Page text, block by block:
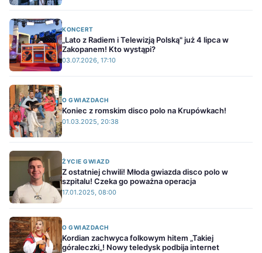
KONCERT
„Lato z Radiem i Telewizją Polską" już 4 lipca w
Zakopanem! Kto wystąpi?
03.07.2026, 17:10
O GWIAZDACH
Koniec z romskim disco polo na Krupówkach!
01.03.2025, 20:38
ŻYCIE GWIAZD
Z ostatniej chwili! Młoda gwiazda disco polo w
szpitalu! Czeka go poważna operacja
17.01.2025, 08:00
O GWIAZDACH
Kordian zachwyca folkowym hitem „Takiej
góraleczki„! Nowy teledysk podbija internet